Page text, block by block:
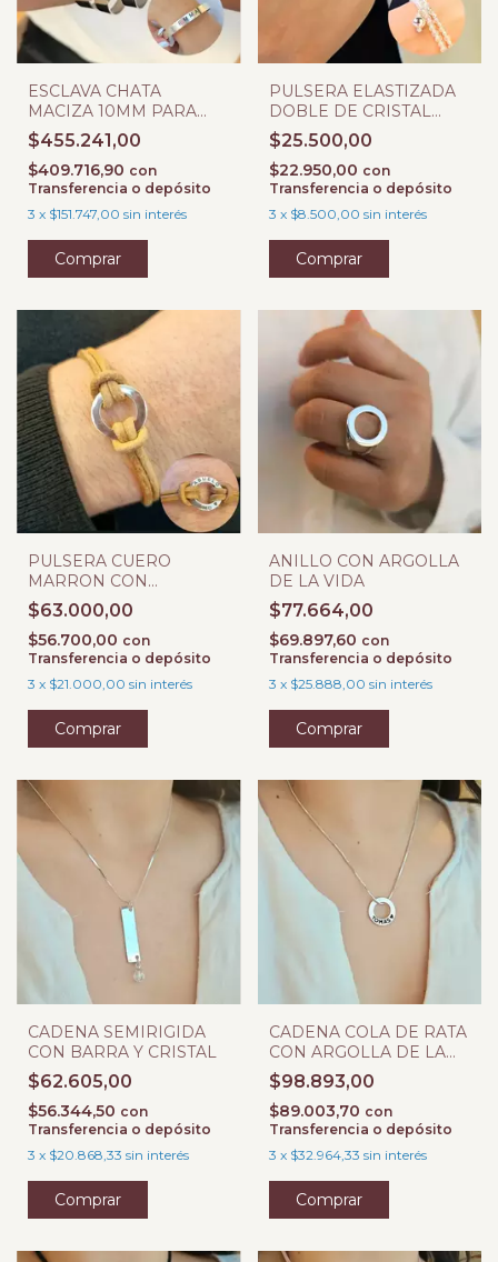
ESCLAVA CHATA
MACIZA 10MM PARA
GRABAR
$455.241,00
$409.716,90 con
Transferencia o depósito
3 x $151.747,00 sin interés
Comprar
PULSERA ELASTIZADA
DOBLE DE CRISTAL
CON 1 DIJE DE BOLITA
PARA GRABAR
$25.500,00
$22.950,00 con
Transferencia o depósito
3 x $8.500,00 sin interés
PULSERA CUERO
MARRON CON
ARGOLLA DE LA VIDA
$63.000,00
$56.700,00 con
Transferencia o depósito
3 x $21.000,00 sin interés
ANILLO CON ARGOLLA
DE LA VIDA
$77.664,00
$69.897,60 con
Transferencia o depósito
3 x $25.888,00 sin interés
CADENA SEMIRIGIDA
CON BARRA Y CRISTAL
$62.605,00
$56.344,50 con
Transferencia o depósito
3 x $20.868,33 sin interés
CADENA COLA DE RATA
CON ARGOLLA DE LA
VIDA
$98.893,00
$89.003,70 con
Transferencia o depósito
3 x $32.964,33 sin interés